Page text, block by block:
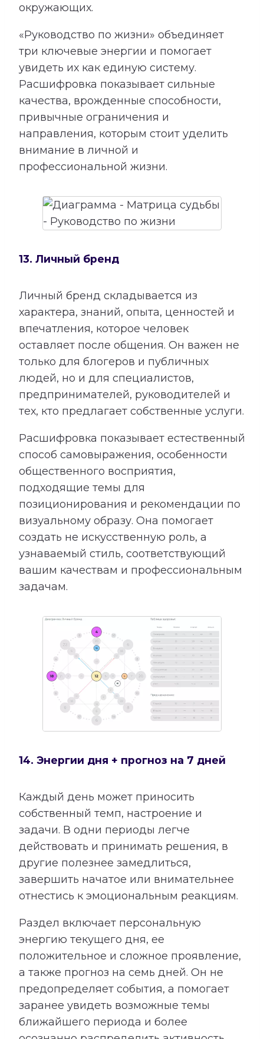
окружающих.
«Руководство по жизни» объединяет
три ключевые энергии и помогает
увидеть их как единую систему.
Расшифровка показывает сильные
качества, врожденные способности,
привычные ограничения и
направления, которым стоит уделить
внимание в личной и
профессиональной жизни.
13. Личный бренд
Личный бренд складывается из
характера, знаний, опыта, ценностей и
впечатления, которое человек
оставляет после общения. Он важен не
только для блогеров и публичных
людей, но и для специалистов,
предпринимателей, руководителей и
тех, кто предлагает собственные услуги.
Расшифровка показывает естественный
способ самовыражения, особенности
общественного восприятия,
подходящие темы для
позиционирования и рекомендации по
визуальному образу. Она помогает
создать не искусственную роль, а
узнаваемый стиль, соответствующий
вашим качествам и профессиональным
задачам.
14. Энергии дня + прогноз на 7 дней
Каждый день может приносить
собственный темп, настроение и
задачи. В одни периоды легче
действовать и принимать решения, в
другие полезнее замедлиться,
завершить начатое или внимательнее
отнестись к эмоциональным реакциям.
Раздел включает персональную
энергию текущего дня, ее
положительное и сложное проявление,
а также прогноз на семь дней. Он не
предопределяет события, а помогает
заранее увидеть возможные темы
ближайшего периода и более